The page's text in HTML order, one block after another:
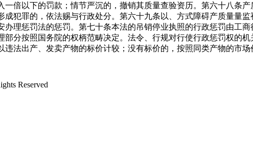
倍以下的罚款；情节严沉的，撤销其质量查验资历。第六十八条
犯罪的，依法赐与行政处分。第六十九条以、方式障碍产质量量
理惩罚法的惩罚。第七十条本法的吊销停业执照的行政惩罚由工
分按照国务院的权柄范畴决定。法令、行规对行使行政惩罚权的
法出产、发卖产物的标价计较；没有标价的，按照同类产物的市场
Reserved